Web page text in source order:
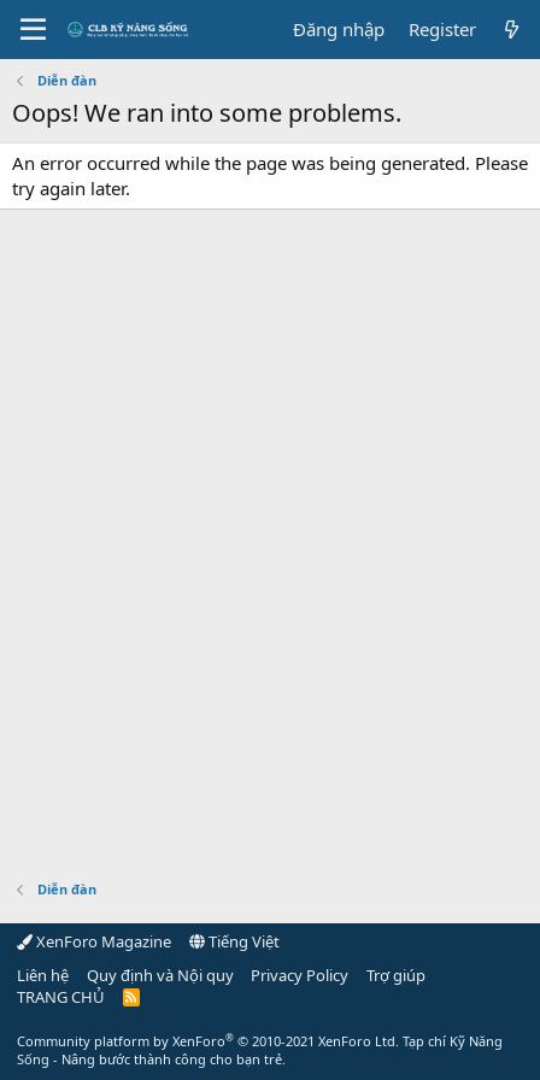
Đăng nhập Register
Diễn đàn
Oops! We ran into some problems.
An error occurred while the page was being generated. Please
try again later.
Diễn đàn
XenForo Magazine
Tiếng Việt
Liên hệ
Quy định và Nội quy Privacy Policy
Trợ giúp
TRANG CHỦ
R
Community platform by XenForo® © 2010-2021 XenForo Ltd. Tạp chí Kỹ Năng
Sống - Nâng bước thành công cho bạn trẻ.